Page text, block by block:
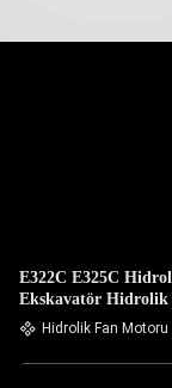
E322C E325C
Ekskavatör Hidrolik
Hidrolik Fan Motoru